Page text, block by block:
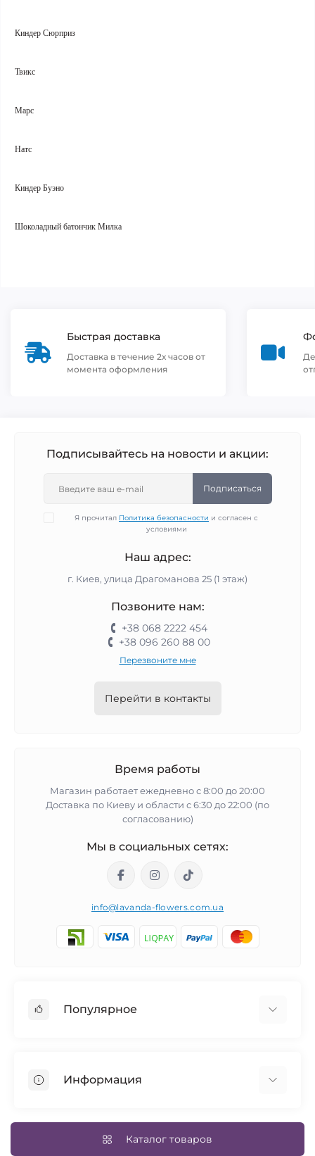
Киндер Сюрприз
Твикс
Марс
Натс
Киндер Буэно
Шоколадный батончик Милка
Быстрая доставка
Доставка в течение 2х часов от
момента оформления
Подписывайтесь на новости и акции:
Подписаться
Я прочитал Политика безопасности и согласен с
условиями
Наш адрес:
г. Киев, улица Драгоманова 25 (1 этаж)
Позвоните нам:
+38 068 2222 454
+38 096 260 88 00
Перезвоните мне
Перейти в контакты
Время работы
Магазин работает ежедневно с 8:00 до 20:00
Доставка по Киеву и области с 6:30 до 22:00 (по
согласованию)
Мы в социальных сетях:
info@lavanda-flowers.com.ua
Популярное
14 февраля
Синие розы
Свадебный букет
Информация
Доставка и оплата
Каталог товаров